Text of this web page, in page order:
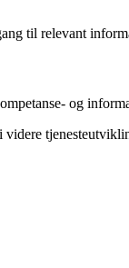
til relevant
og